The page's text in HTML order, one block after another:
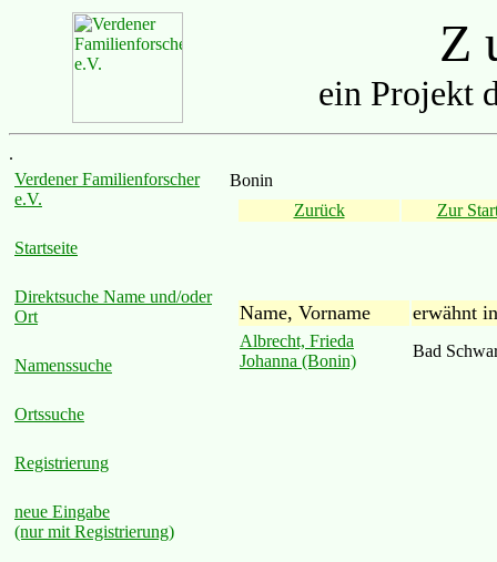
Z
ein Projekt
.
Verdener Familienforscher
e.V.
Startseite
Direktsuche Name und/oder
Ort
Namenssuche
Ortssuche
Registrierung
neue Eingabe
(nur mit Registrierung)
Bonin
Zurück
Zur
Name, Vorname erwähnt in
Albrecht, Frieda
Johanna (Bonin)
Bad